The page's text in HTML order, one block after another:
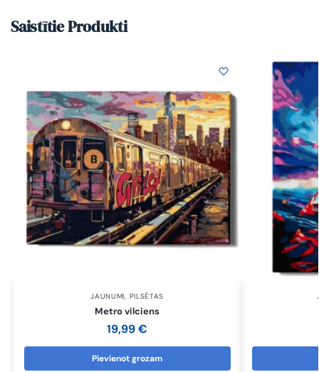
Saistītie Produkti
JAUNUMI, PILSĒTAS
Metro vilciens
19,99€
Pievienot grozam